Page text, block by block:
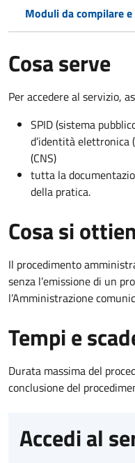
Moduli da compilare
Cosa serve
Per accedere al servizio,
SPID (sistema
d’identità elettronica
(CNS)
tutta la
della pratica.
Cosa si
Il procedimento
senza l’emissione di un
l’Amministrazione
Tempi e
Durata massima del
conclusione del
Accedi al